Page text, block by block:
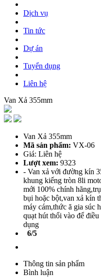
Dịch vụ
Tin tức
Dự án
Tuyển dụng
Liên hệ
Van Xả 355mm
Van Xả 355mm
Mã sản phẩm: VX-06
Giá: Liên hệ
Lượt xem: 9323
- Van xả với đường kín
khung kiếng tròn 8li
mới 100% chính
bụi hoặc bột,van xả kín
máy cám,thức ă gia súc
quạt hút thổi vào để
dụng
6/5
Thông tin sản phẩm
Bình luận